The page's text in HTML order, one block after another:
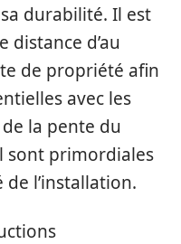
durabilité. Il est
distance d’au
de propriété afin
avec les
de la pente du
sont primordiales
l’installation.